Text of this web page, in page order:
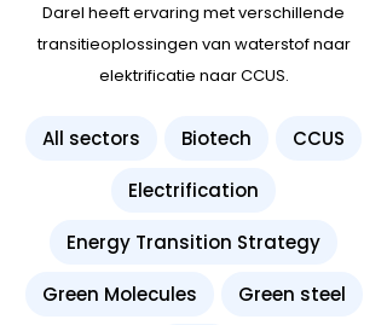
Darel heeft ervaring met verschillende
transitieoplossingen van waterstof naar
elektrificatie naar CCUS.
All sectors Biotech CCUS
Electrification
Energy Transition Strategy
Green Molecules Green steel